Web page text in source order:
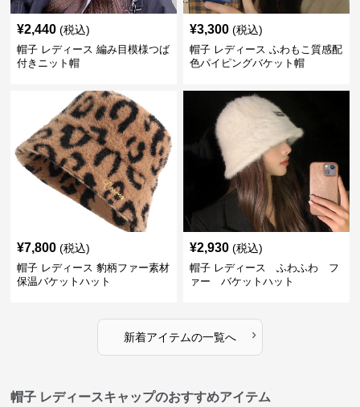
¥2,440 (税込)
帽子 レディース 編み目模様つば
付きニット帽
¥3,300 (税込)
帽子 レディース ふわもこ質感配
色パイピングバケット帽
¥7,800 (税込)
帽子 レディース 豹柄ファー素材
保温バケットハット
¥2,930 (税込)
帽子 レディース ふわふわ フ
ァー バケットハット
新着アイテムの一覧へ ›
帽子 レディースキャップのおすすめアイテム